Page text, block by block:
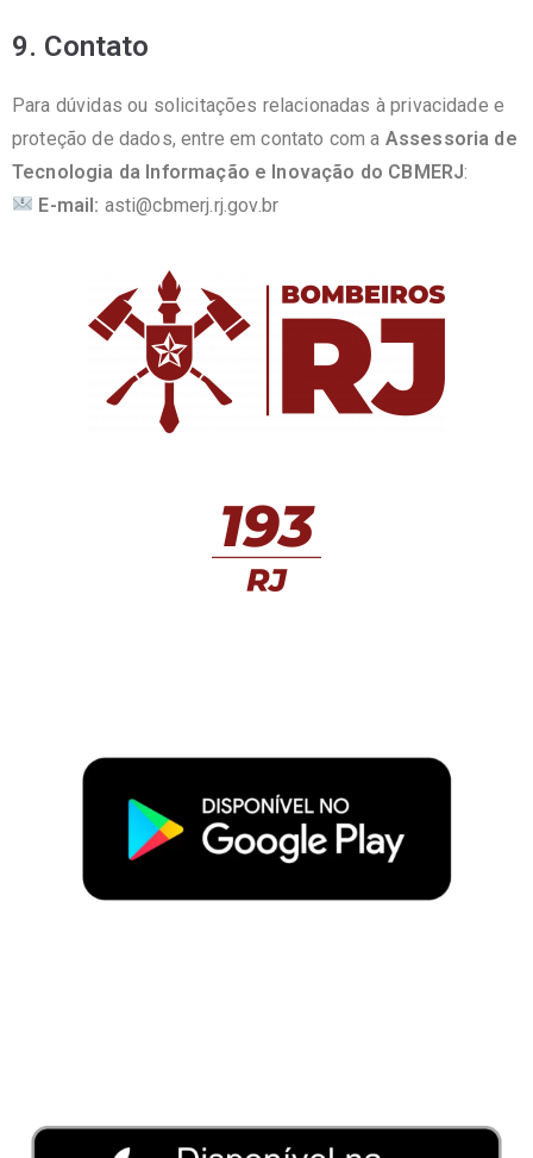
9. Contato
Para dúvidas ou solicitações relacionadas à privacidade e
proteção de dados, entre em contato com a Assessoria de
Tecnologia da Informação e Inovação do CBMERJ:
E-mail: asti@cbmerj.rj.gov.br